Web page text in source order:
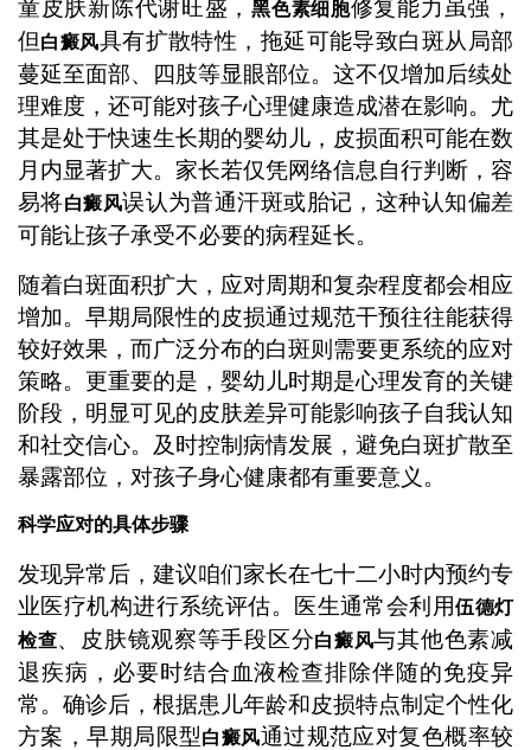
童皮肤新陈代谢旺盛，黑色素细胞修复能力虽强，
但白癜风具有扩散特性，拖延可能导致白斑从局部
蔓延至面部、四肢等显眼部位。这不仅增加后续处
理难度，还可能对孩子心理健康造成潜在影响。尤
其是处于快速生长期的婴幼儿，皮损面积可能在数
月内显著扩大。家长若仅凭网络信息自行判断，容
易将白癜风误认为普通汗斑或胎记，这种认知偏差
可能让孩子承受不必要的病程延长。
随着白斑面积扩大，应对周期和复杂程度都会相应
增加。早期局限性的皮损通过规范干预往往能获得
较好效果，而广泛分布的白斑则需要更系统的应对
策略。更重要的是，婴幼儿时期是心理发育的关键
阶段，明显可见的皮肤差异可能影响孩子自我认知
和社交信心。及时控制病情发展，避免白斑扩散至
暴露部位，对孩子身心健康都有重要意义。
科学应对的具体步骤
发现异常后，建议咱们家长在七十二小时内预约专
业医疗机构进行系统评估。医生通常会利用伍德灯
检查、皮肤镜观察等手段区分白癜风与其他色素减
退疾病，必要时结合血液检查排除伴随的免疫异
常。确诊后，根据患儿年龄和皮损特点制定个性化
方案，早期局限型白癜风通过规范应对复色概率较